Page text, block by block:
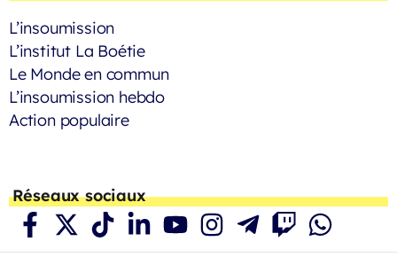
L’insoumission
L’institut La Boétie
Le Monde en commun
L’insoumission hebdo
Action populaire
Réseaux sociaux